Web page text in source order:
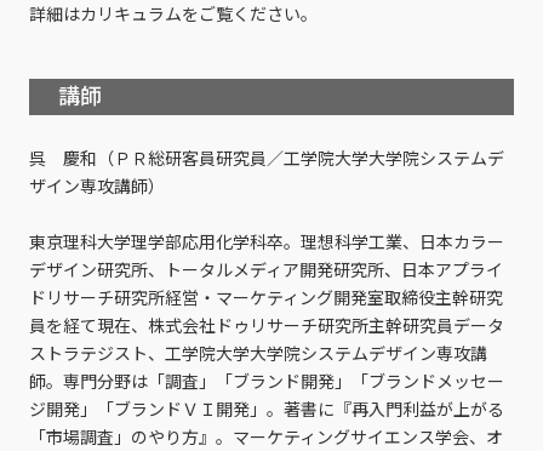
詳細はカリキュラムをご覧ください。
講師
呉 慶和（ＰＲ総研客員研究員／工学院大学大学院システムデ
ザイン専攻講師）
東京理科大学理学部応用化学科卒。理想科学工業、日本カラー
デザイン研究所、トータルメディア開発研究所、日本アプライ
ドリサーチ研究所経営・マーケティング開発室取締役主幹研究
員を経て現在、株式会社ドゥリサーチ研究所主幹研究員データ
ストラテジスト、工学院大学大学院システムデザイン専攻講
師。専門分野は「調査」「ブランド開発」「ブランドメッセー
ジ開発」「ブランドＶＩ開発」。著書に『再入門利益が上がる
「市場調査」のやり方』。マーケティングサイエンス学会、オ